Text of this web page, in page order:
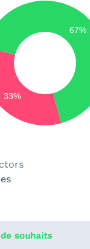
67%
33%
souhaits